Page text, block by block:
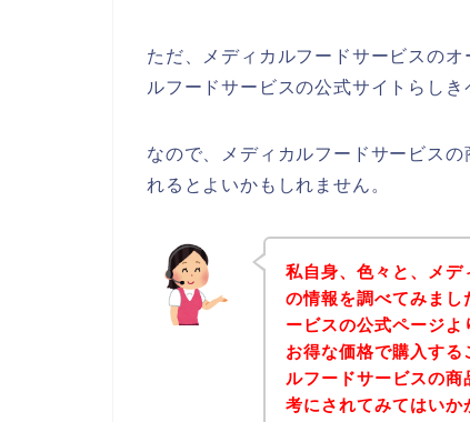
ただ、メディカルフードサービスの
ルフードサービスの公式サイトらし
なので、メディカルフードサービス
れるとよいかもしれません。
私自身、色々と、メ
の情報を調べてみま
ービスの公式ページ
お得な価格で購入す
ルフードサービスの
考にされてみてはいか